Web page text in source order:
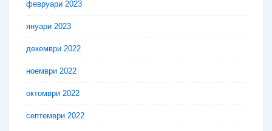
февруари 2023
януари 2023
декември 2022
ноември 2022
октомври 2022
септември 2022